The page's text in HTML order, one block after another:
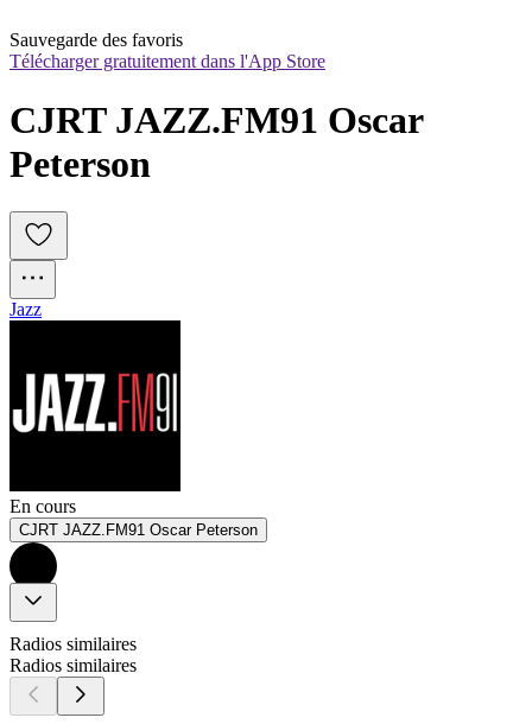
Sauvegarde des favoris
Télécharger gratuitement dans l'App Store
CJRT JAZZ.FM91 Oscar
Peterson
Jazz
En cours
CJRT JAZZ.FM91 Oscar Peterson
Radios similaires
Radios similaires